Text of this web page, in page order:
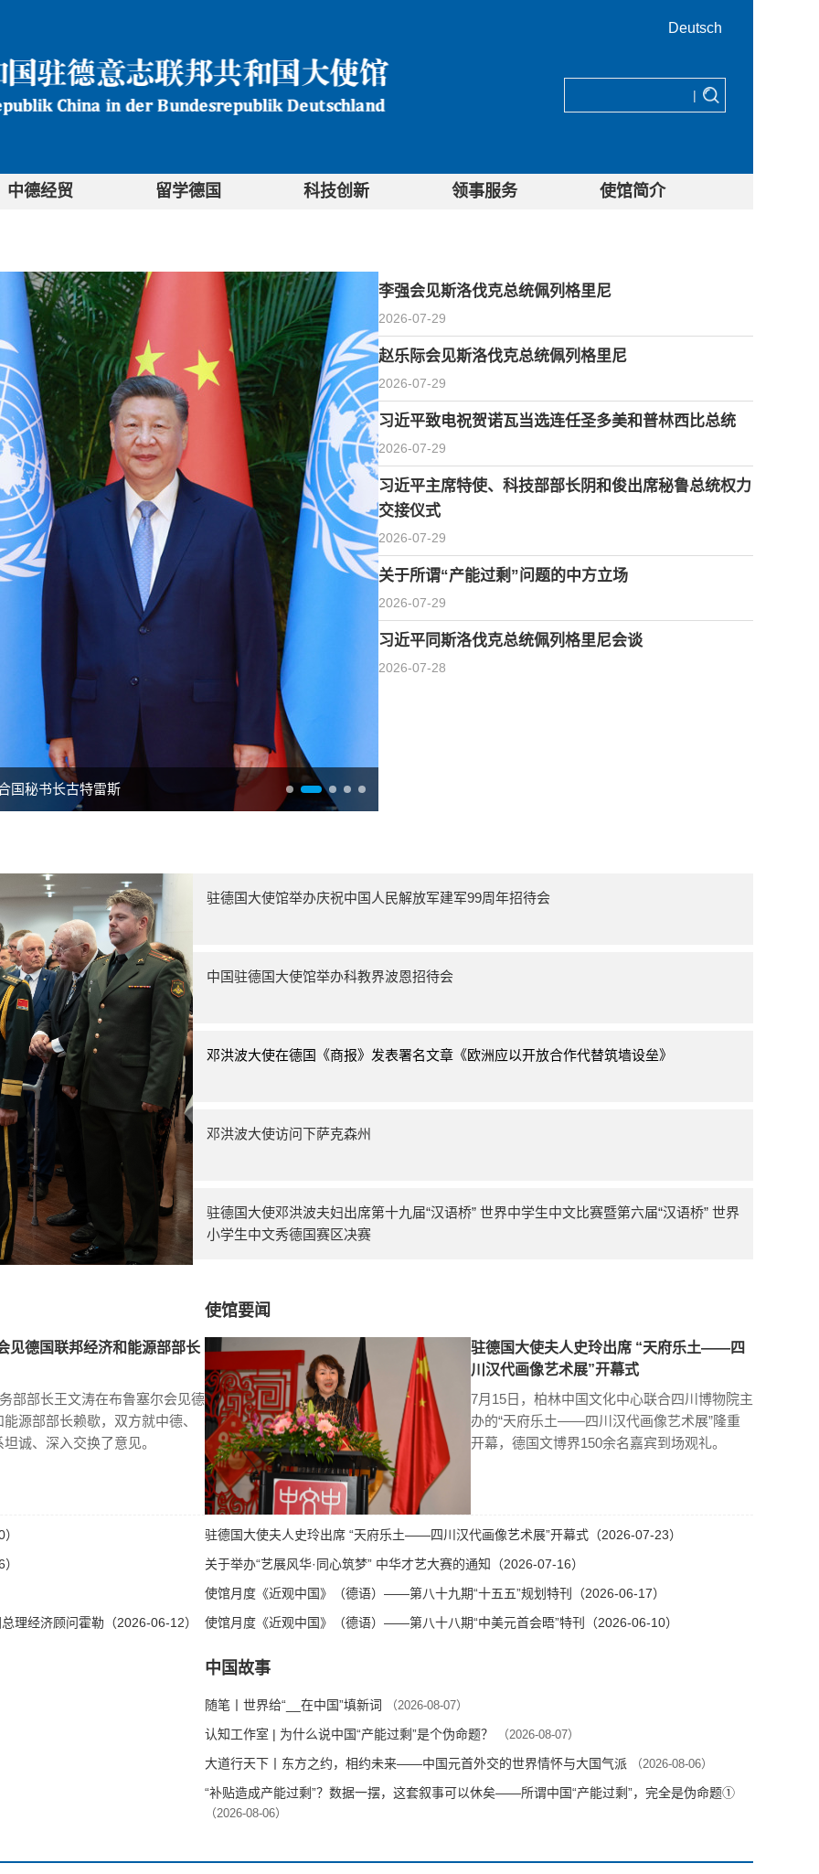
Deutsch
|
中德经贸 留学德国 科技创新 领事服务 使馆简介
国秘书长古特雷斯
李强会见斯洛伐克总统佩列格里尼
2026-07-29
赵乐际会见斯洛伐克总统佩列格里尼
2026-07-29
习近平致电祝贺诺瓦当选连任圣多美和普林西比总统
2026-07-29
习近平主席特使、科技部部长阴和俊出席秘鲁总统权力
交接仪式
2026-07-29
关于所谓“产能过剩”问题的中方立场
2026-07-29
习近平同斯洛伐克总统佩列格里尼会谈
2026-07-28
驻德国大使馆举办庆祝中国人民解放军建军99周年招待会
中国驻德国大使馆举办科教界波恩招待会
邓洪波大使在德国《商报》发表署名文章《欧洲应以开放合作代替筑墙设垒》
邓洪波大使访问下萨克森州
驻德国大使邓洪波夫妇出席第十九届“汉语桥” 世界中学生中文比赛暨第六届“汉语桥” 世界
小学生中文秀德国赛区决赛
见德国联邦经济和能源部部长
部部长王文涛在布鲁塞尔会见德
源部部长赖歇，双方就中德、
诚、深入交换了意见。
理经济顾问霍勒（2026-06-12）
使馆要闻
驻德国大使夫人史玲出席 “天府乐土——四
川汉代画像艺术展”开幕式
7月15日，柏林中国文化中心联合四川博物院主
办的“天府乐土——四川汉代画像艺术展”隆重
开幕，德国文博界150余名嘉宾到场观礼。
驻德国大使夫人史玲出席 “天府乐土——四川汉代画像艺术展”开幕式（2026-07-23）
关于举办“艺展风华·同心筑梦” 中华才艺大赛的通知（2026-07-16）
使馆月度《近观中国》（德语）——第八十九期“十五五”规划特刊（2026-06-17）
使馆月度《近观中国》（德语）——第八十八期“中美元首会晤”特刊（2026-06-10）
中国故事
随笔丨世界给“__在中国”填新词 （2026-08-07）
认知工作室 | 为什么说中国“产能过剩”是个伪命题？ （2026-08-07）
大道行天下丨东方之约，相约未来——中国元首外交的世界情怀与大国气派 （2026-08-06）
“补贴造成产能过剩”？数据一摆，这套叙事可以休矣——所谓中国“产能过剩”，完全是伪命题①
（2026-08-06）